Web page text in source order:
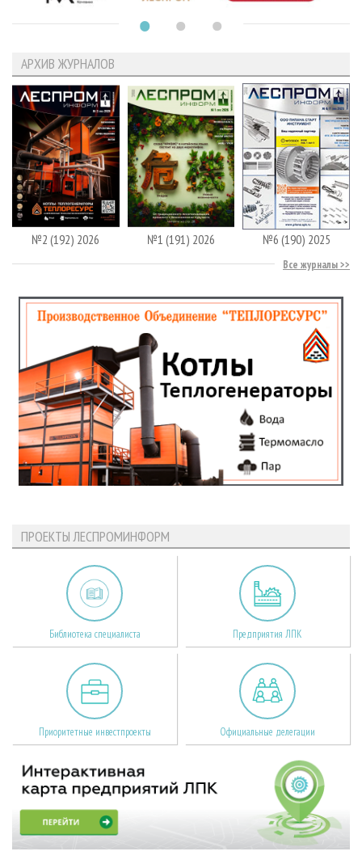
АРХИВ ЖУРНАЛОВ
№2 (192) 2026 №1 (191) 2026 №6 (190) 2025
Все журналы
ПРОЕКТЫ ЛЕСПРОМИНФОРМ
Библиотека специалиста Предприятия ЛПК
Приоритетные инвестпроекты Официальные делегации